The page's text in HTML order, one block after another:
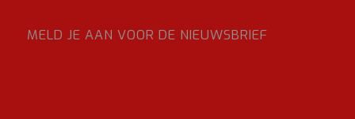
MELD JE AAN VOOR DE NIEUWSBRIEF